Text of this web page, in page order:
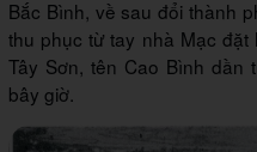
Bắc Bình, về sau đổi thành
thu phục từ tay nhà Mạc
Tây Sơn, tên Cao Bình dần
bây giờ.